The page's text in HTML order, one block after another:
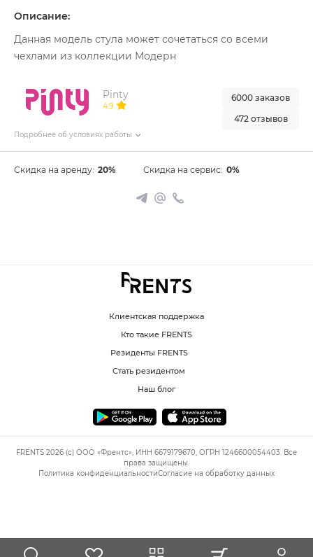
Описание:
Данная модель стула может сочетаться со всеми
чехлами из коллекции Модерн
Pinty
4.9
Подробнее об условиях работы
6000 заказов
472 отзывов
Скидка на аренду: 20% Скидка на сервис: 0%
Клиентская поддержка
Кто такие FRENTS
Резиденты FRENTS
Стать резидентом
Наш блог
FRENTS 2026 (c) ООО «Френтс», ИНН 6679179670, ОГРН 1246600054403. Все
права защищены.
Политика конфиденциальностиСогласие на обработку данных